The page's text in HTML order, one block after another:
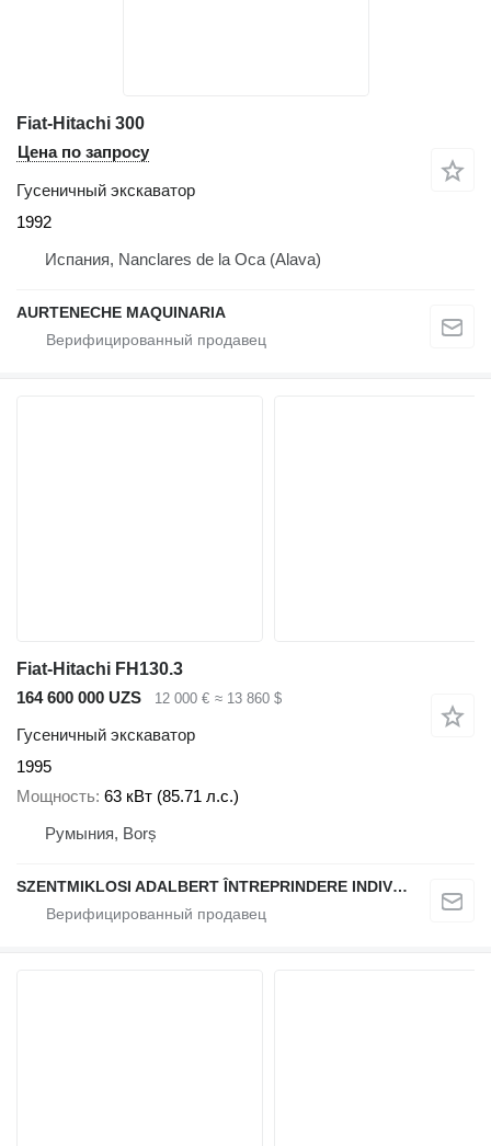
Fiat-Hitachi 300
Цена по запросу
Гусеничный экскаватор
1992
Испания, Nanclares de la Oca (Alava)
AURTENECHE MAQUINARIA
Fiat-Hitachi FH130.3
164 600 000 UZS
12 000 € ≈ 13 860 $
Гусеничный экскаватор
1995
Мощность 63 кВт (85.71 л.с.)
Румыния, Borș
SZENTMIKLOSI ADALBERT ÎNTREPRINDERE INDIVIDUALĂ